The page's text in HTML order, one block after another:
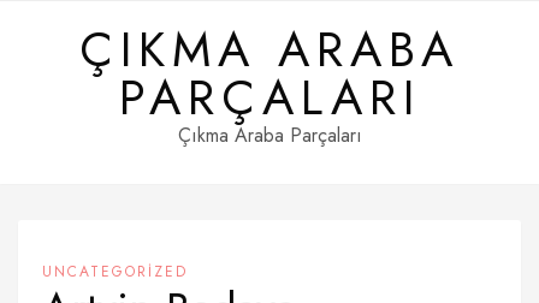
ÇIKMA ARABA
PARÇALARI
Çıkma Araba Parçaları
UNCATEGORIZED